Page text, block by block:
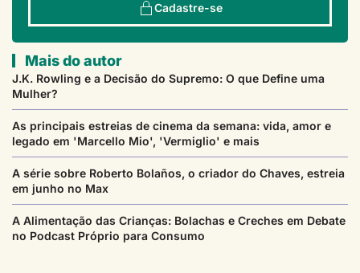
Cadastre-se
Mais do autor
J.K. Rowling e a Decisão do Supremo: O que Define uma
Mulher?
As principais estreias de cinema da semana: vida, amor e
legado em 'Marcello Mio', 'Vermiglio' e mais
A série sobre Roberto Bolaños, o criador do Chaves, estreia
em junho no Max
A Alimentação das Crianças: Bolachas e Creches em Debate
no Podcast Próprio para Consumo